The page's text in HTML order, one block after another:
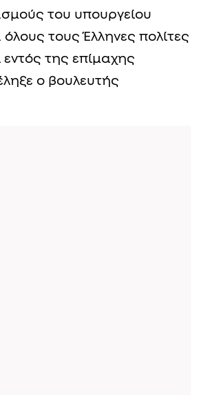
του υπουργείου
όλους τους Έλληνες πολίτες
εντός της επίμαχης
ο βουλευτής